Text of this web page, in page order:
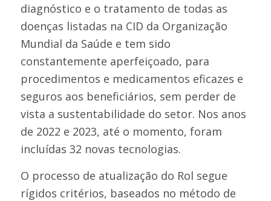
diagnóstico e o tratamento de todas as
doenças listadas na CID da Organização
Mundial da Saúde e tem sido
constantemente aperfeiçoado, para
procedimentos e medicamentos eficazes e
seguros aos beneficiários, sem perder de
vista a sustentabilidade do setor. Nos anos
de 2022 e 2023, até o momento, foram
incluídas 32 novas tecnologias.
O processo de atualização do Rol segue
rígidos critérios, baseados no método de